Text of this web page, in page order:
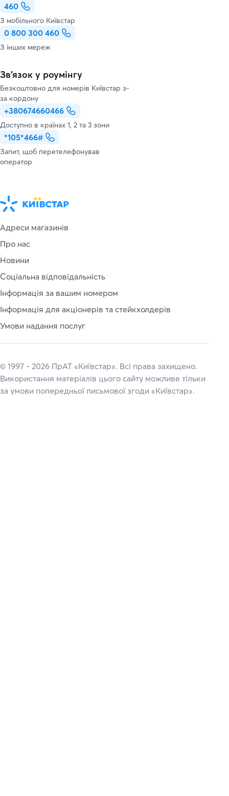
460
З мобільного Київстар
0 800 300 460
З інших мереж
Зв’язок у роумінгу
Безкоштовно для номерів Київстар з-
за кордону
+380674660466
Доступно в країнах 1, 2 та 3 зони
*105*466#
Запит, щоб перетелефонував
оператор
Адреси магазинів
Про нас
Новини
Соціальна відповідальність
Інформація за вашим номером
Інформація для акціонерів та стейкхолдерів
Умови надання послуг
© 1997 - 2026 ПрАТ «Київстар». Всі права захищено.
Використання матеріалів цього сайту можливе тільки
за умови попередньої письмової згоди «Київстар».